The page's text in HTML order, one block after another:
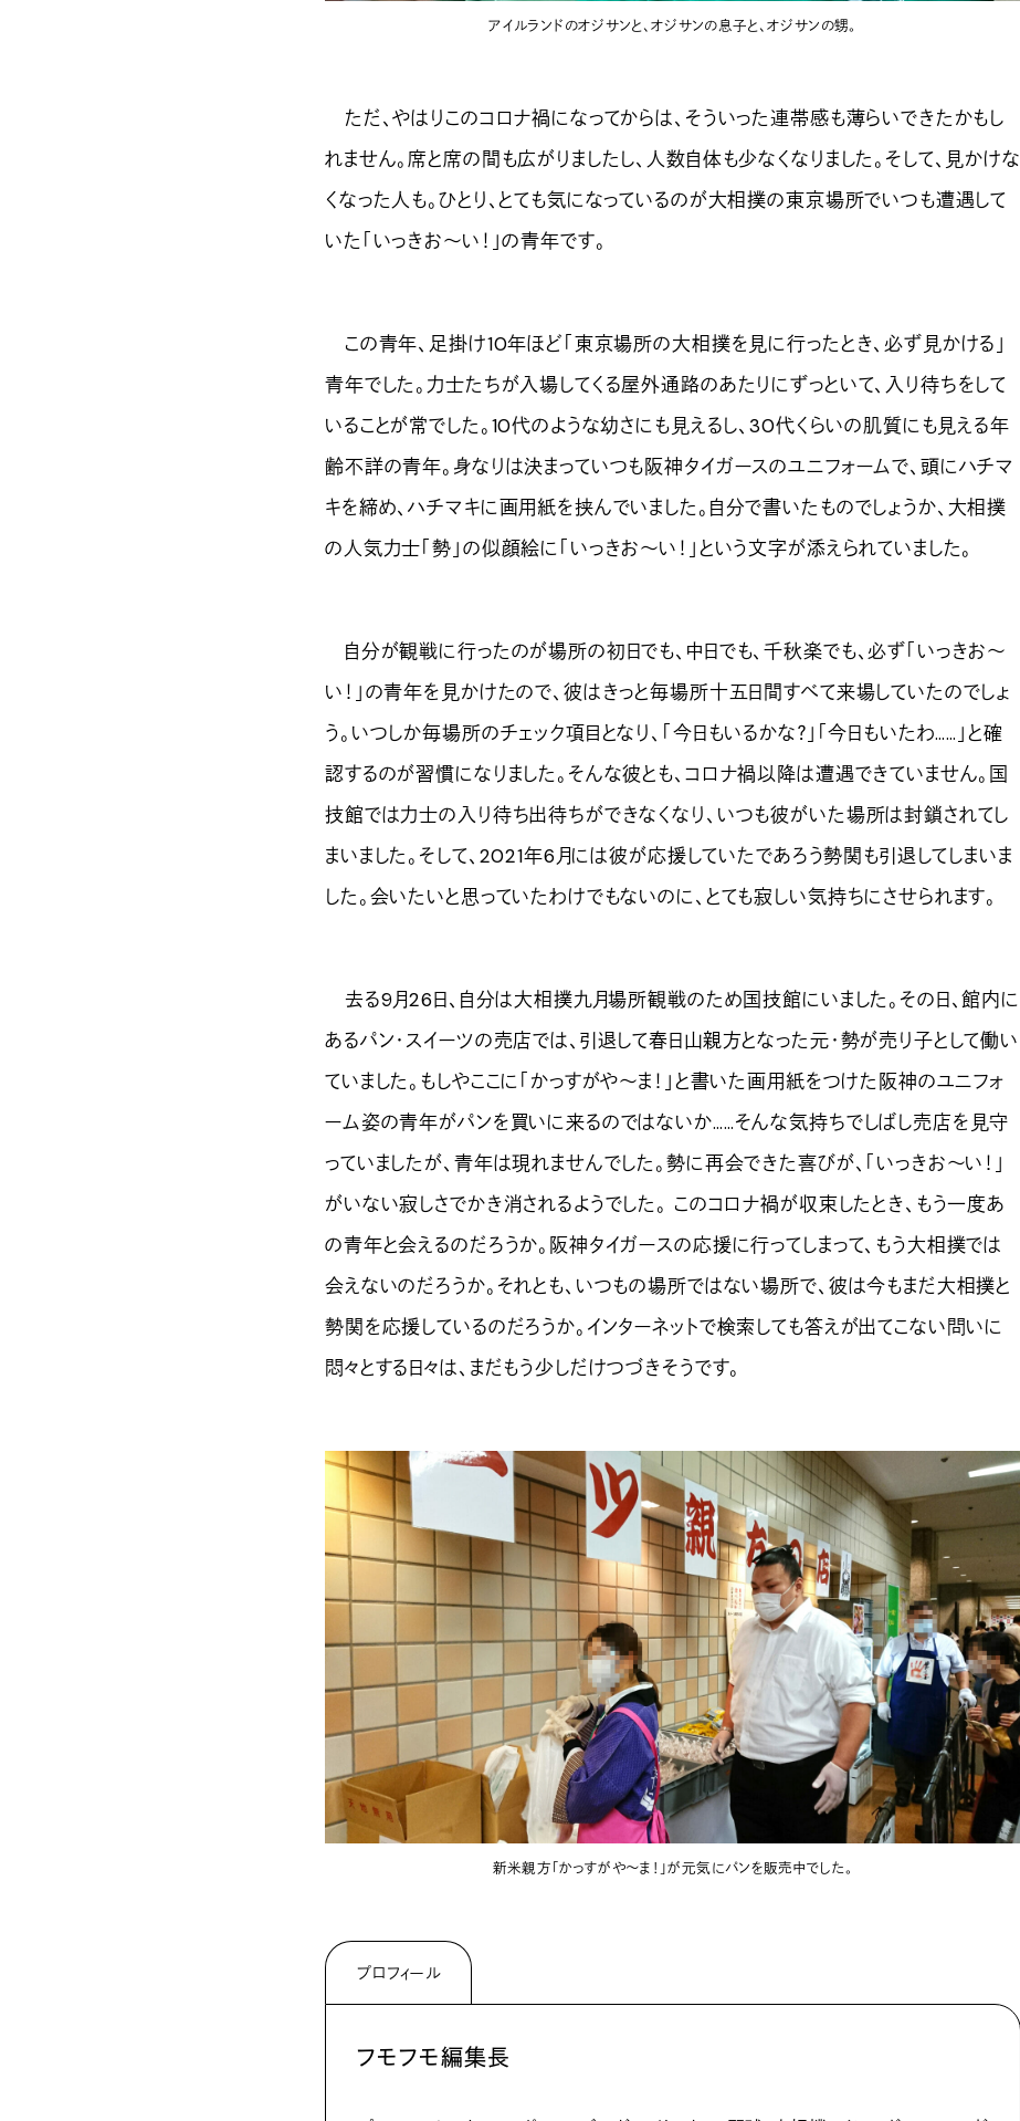
アイルランドのオジサンと、オジサンの息子と、オジサンの甥。
ただ、やはりこのコロナ禍になってからは、そういった連帯感も薄らいできたかもし
れません。席と席の間も広がりましたし、人数自体も少なくなりました。そして、見かけな
くなった人も。ひとり、とても気になっているのが大相撲の東京場所でいつも遭遇して
いた「いっきお～い！」の青年です。
この青年、足掛け10年ほど「東京場所の大相撲を見に行ったとき、必ず見かける」
青年でした。力士たちが入場してくる屋外通路のあたりにずっといて、入り待ちをして
いることが常でした。10代のような幼さにも見えるし、30代くらいの肌質にも見える年
齢不詳の青年。身なりは決まっていつも阪神タイガースのユニフォームで、頭にハチマ
キを締め、ハチマキに画用紙を挟んでいました。自分で書いたものでしょうか、大相撲
の人気力士「勢」の似顔絵に「いっきお～い！」という文字が添えられていました。
自分が観戦に行ったのが場所の初日でも、中日でも、千秋楽でも、必ず「いっきお～
い！」の青年を見かけたので、彼はきっと毎場所十五日間すべて来場していたのでしょ
う。いつしか毎場所のチェック項目となり、「今日もいるかな？」「今日もいたわ……」と確
認するのが習慣になりました。そんな彼とも、コロナ禍以降は遭遇できていません。国
技館では力士の入り待ち出待ちができなくなり、いつも彼がいた場所は封鎖されてし
まいました。そして、2021年6月には彼が応援していたであろう勢関も引退してしまいま
した。会いたいと思っていたわけでもないのに、とても寂しい気持ちにさせられます。
去る9月26日、自分は大相撲九月場所観戦のため国技館にいました。その日、館内に
あるパン・スイーツの売店では、引退して春日山親方となった元・勢が売り子として働い
ていました。もしやここに「かっすがや～ま！」と書いた画用紙をつけた阪神のユニフォ
ーム姿の青年がパンを買いに来るのではないか……そんな気持ちでしばし売店を見守
っていましたが、青年は現れませんでした。勢に再会できた喜びが、「いっきお～い！」
がいない寂しさでかき消されるようでした。 このコロナ禍が収束したとき、もう一度あ
の青年と会えるのだろうか。阪神タイガースの応援に行ってしまって、もう大相撲では
会えないのだろうか。それとも、いつもの場所ではない場所で、彼は今もまだ大相撲と
勢関を応援しているのだろうか。インターネットで検索しても答えが出てこない問いに
悶々とする日々は、まだもう少しだけつづきそうです。
新米親方「かっすがや～ま！」が元気にパンを販売中でした。
プロフィール
フモフモ編集長